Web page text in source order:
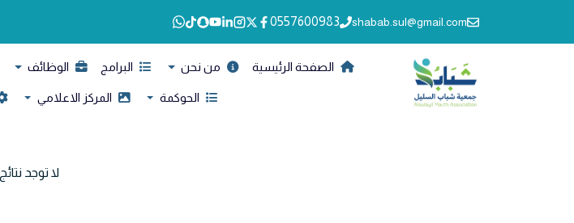
shabab.sul@gmail.com
0557600983
الصفحة الرئيسية من نحن البرامج الوظائف
الحوكمة المركز الاعلامي
لا توجد نتائج